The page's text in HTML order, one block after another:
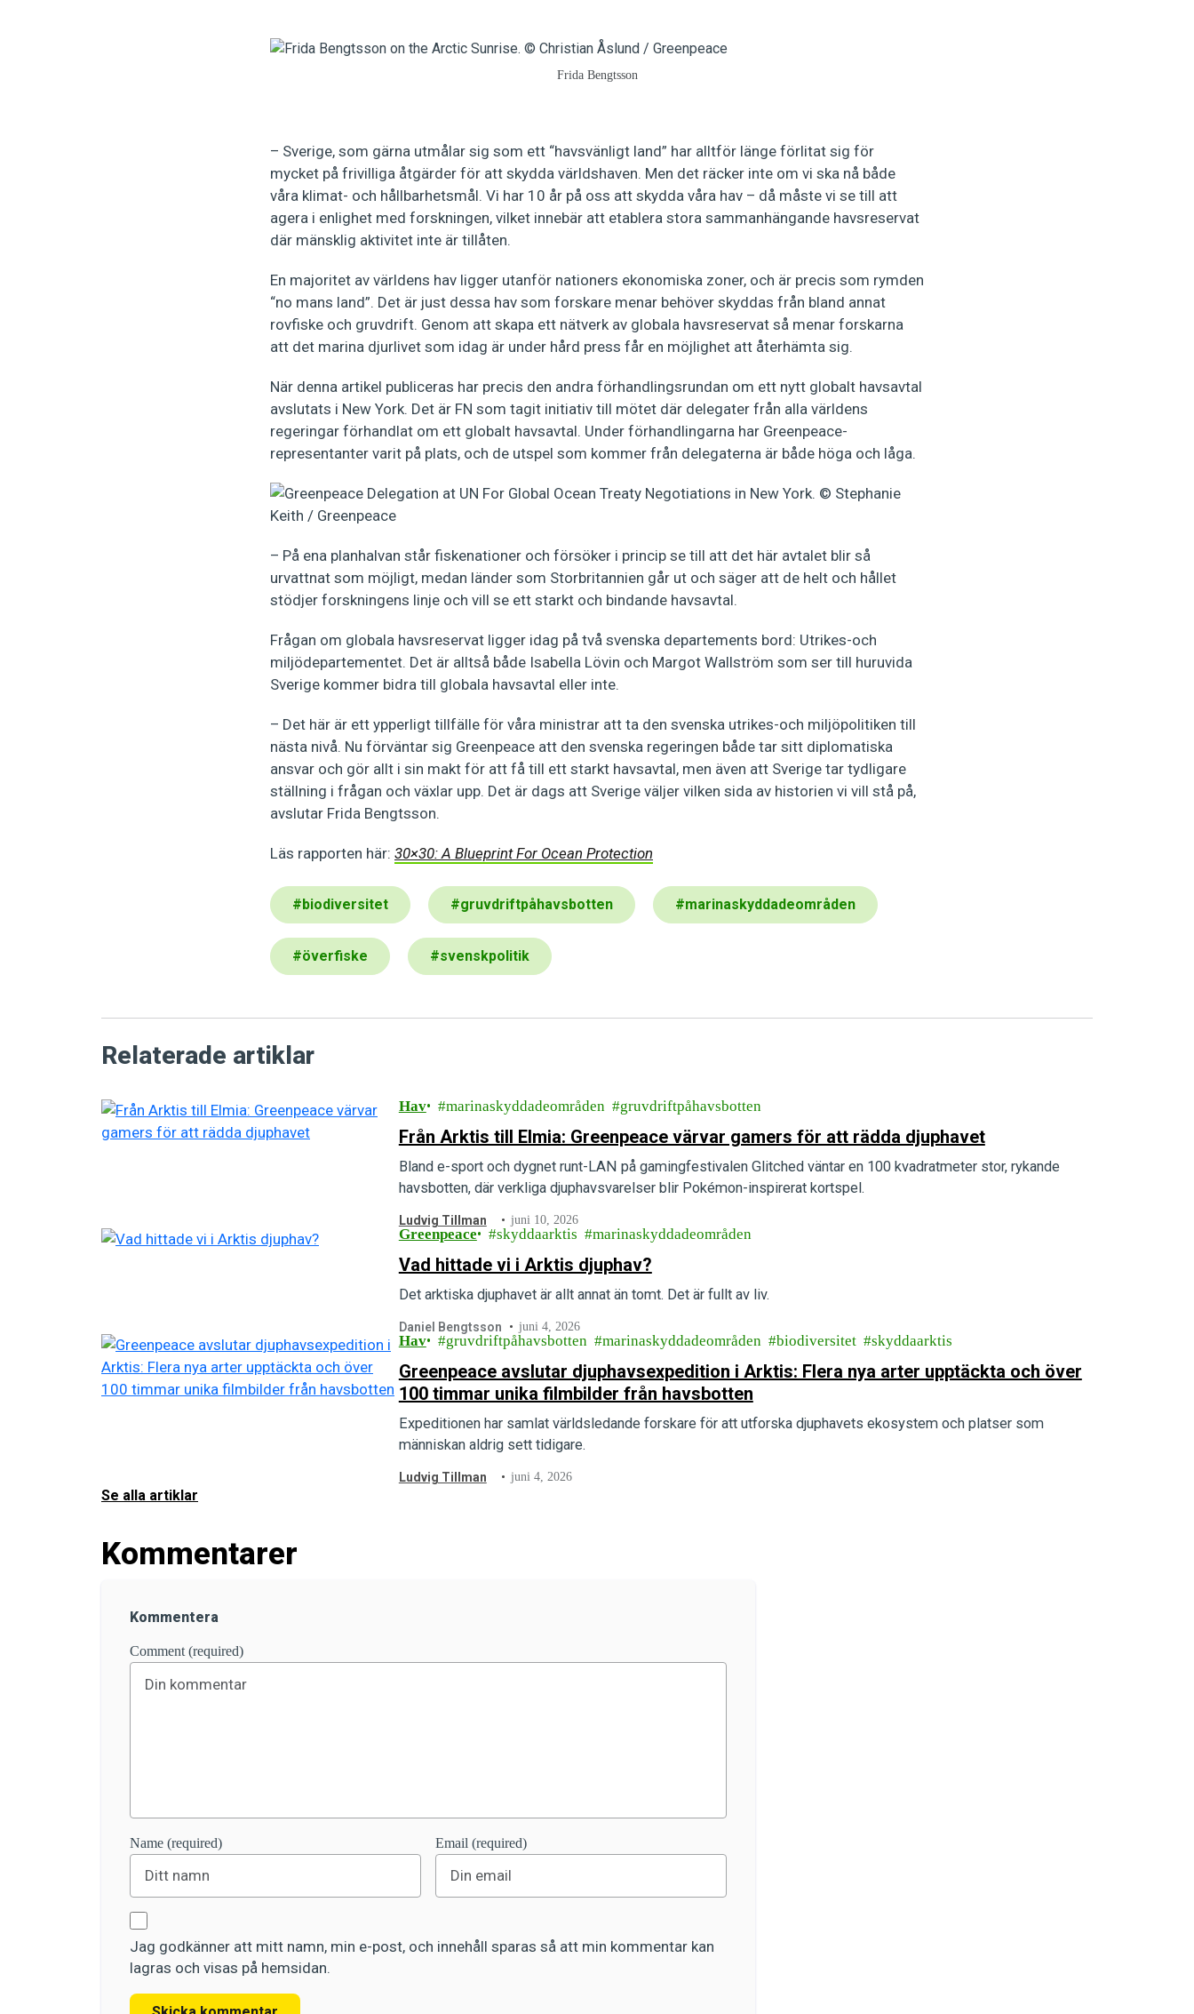
Frida Bengtsson
– Sverige, som gärna utmålar sig som ett “havsvänligt land” har alltför länge förlitat sig för
mycket på frivilliga åtgärder för att skydda världshaven. Men det räcker inte om vi ska nå både
våra klimat- och hållbarhetsmål. Vi har 10 år på oss att skydda våra hav – då måste vi se till att
agera i enlighet med forskningen, vilket innebär att etablera stora sammanhängande havsreservat
där mänsklig aktivitet inte är tillåten.
En majoritet av världens hav ligger utanför nationers ekonomiska zoner, och är precis som rymden
“no mans land”. Det är just dessa hav som forskare menar behöver skyddas från bland annat
rovfiske och gruvdrift. Genom att skapa ett nätverk av globala havsreservat så menar forskarna
att det marina djurlivet som idag är under hård press får en möjlighet att återhämta sig.
När denna artikel publiceras har precis den andra förhandlingsrundan om ett nytt globalt havsavtal
avslutats i New York. Det är FN som tagit initiativ till mötet där delegater från alla världens
regeringar förhandlat om ett globalt havsavtal. Under förhandlingarna har Greenpeace-
representanter varit på plats, och de utspel som kommer från delegaterna är både höga och låga.
– På ena planhalvan står fiskenationer och försöker i princip se till att det här avtalet blir så
urvattnat som möjligt, medan länder som Storbritannien går ut och säger att de helt och hållet
stödjer forskningens linje och vill se ett starkt och bindande havsavtal.
Frågan om globala havsreservat ligger idag på två svenska departements bord: Utrikes-och
miljödepartementet. Det är alltså både Isabella Lövin och Margot Wallström som ser till huruvida
Sverige kommer bidra till globala havsavtal eller inte.
– Det här är ett ypperligt tillfälle för våra ministrar att ta den svenska utrikes-och miljöpolitiken till
nästa nivå. Nu förväntar sig Greenpeace att den svenska regeringen både tar sitt diplomatiska
ansvar och gör allt i sin makt för att få till ett starkt havsavtal, men även att Sverige tar tydligare
ställning i frågan och växlar upp. Det är dags att Sverige väljer vilken sida av historien vi vill stå på,
avslutar Frida Bengtsson.
Läs rapporten här: 30×30: A Blueprint For Ocean Protection
#biodiversitet #gruvdriftpåhavsbotten #marinaskyddadeområden
#överfiske #svenskpolitik
Relaterade artiklar
Hav marinaskyddadeområden gruvdriftpåhavsbotten
Från Arktis till Elmia: Greenpeace värvar gamers för att rädda djuphavet
Bland e-sport och dygnet runt-LAN på gamingfestivalen Glitched väntar en 100 kvadratmeter stor, rykande
havsbotten, där verkliga djuphavsvarelser blir Pokémon-inspirerat kortspel.
Ludvig Tillman juni 10, 2026
Greenpeace skyddaarktis marinaskyddadeområden
Vad hittade vi i Arktis djuphav?
Det arktiska djuphavet är allt annat än tomt. Det är fullt av liv.
Daniel Bengtsson juni 4, 2026
Hav gruvdriftpåhavsbotten marinaskyddadeområden biodiversitet skyddaarktis
Greenpeace avslutar djuphavsexpedition i Arktis: Flera nya arter upptäckta och över
100 timmar unika filmbilder från havsbotten
Expeditionen har samlat världsledande forskare för att utforska djuphavets ekosystem och platser som
människan aldrig sett tidigare.
Ludvig Tillman juni 4, 2026
Se alla artiklar
Kommentarer
Kommentera
Comment (required)
Name (required) Email (required)
Jag godkänner att mitt namn, min e-post, och innehåll sparas så att min kommentar kan
lagras och visas på hemsidan.